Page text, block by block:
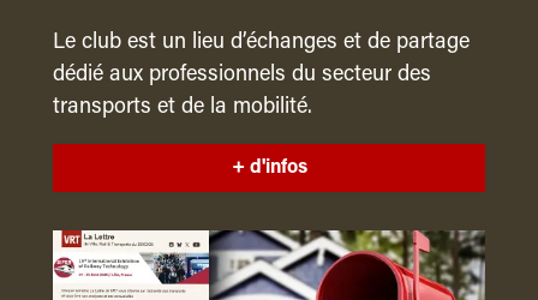
Le club est un lieu d’échanges et de partage
dédié aux professionnels du secteur des
transports et de la mobilité.
+ d'infos